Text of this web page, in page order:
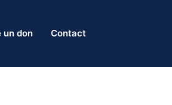
un don Contact